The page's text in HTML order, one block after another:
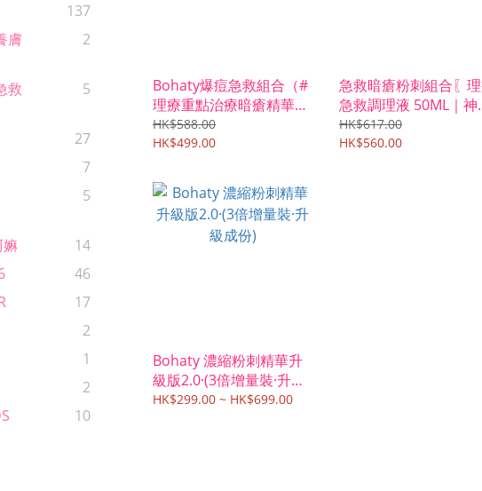
137
膚
2
救
5
27
7
5
14
46
17
2
1
2
10
Bohaty爆痘急救組合（#
理療重點治療暗瘡精華粉
#理療神奇小金球 #理療
急救調理液 ）
HK$588.00
HK$499.00
急救暗瘡粉刺組合〖
急救調理液 50ML｜神
小金球 10ML｜理療濃縮
粉刺精華 15ML〗
HK$617.00
HK$560.00
Bohaty 濃縮粉刺精華升
級版2.0·(3倍增量裝·升級
成份)
HK$299.00 ~ HK$699.00